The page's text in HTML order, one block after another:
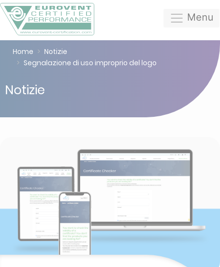
Menu
Home
Notizie
Segnalazione di uso improprio del logo
Notizie